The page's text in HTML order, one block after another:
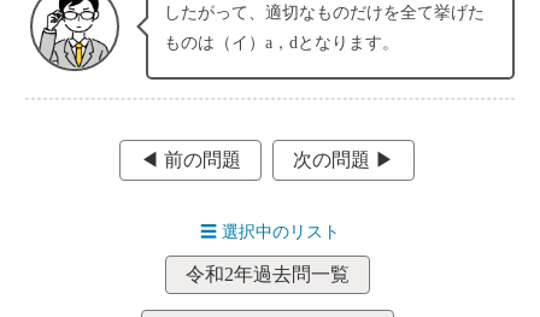
したがって、適切なものだけを全て挙げた
ものは（イ）a，dとなります。
◀︎ 前の問題 次の問題 ▶︎
☰選択中のリスト
令和2年過去問一覧